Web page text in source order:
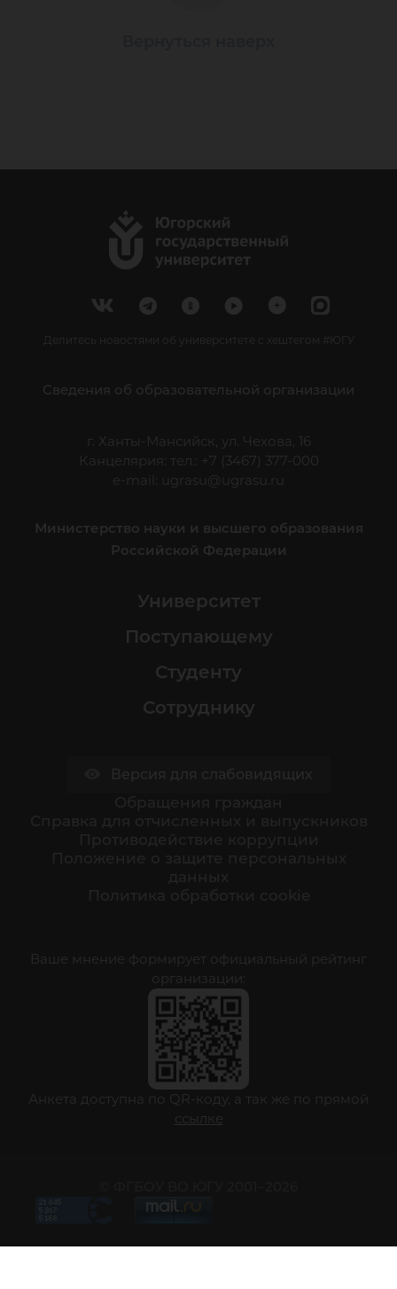
Делитесь новостями об университете с хештегом #ЮГУ
Сведения об образовательной организации
г. Ханты-Мансийск, ул. Чехова, 16
Канцелярия: тел.: +7 (3467) 377-000
e-mail:
ugrasu@ugrasu.ru
Министерство науки и высшего образования
Российской Федерации
Университет
Поступающему
Студенту
Сотруднику
Ваше мнение формирует официальный рейтинг
организации:
Анкета доступна по QR-коду, а так же по прямой
ссылке